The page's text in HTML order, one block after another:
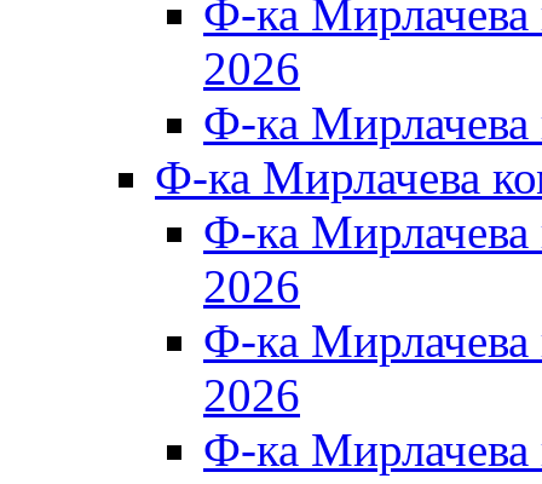
Ф-ка
2026
Ф-ка
Ф-ка Мирлачева
Ф-ка
2026
Ф-ка
2026
Ф-ка